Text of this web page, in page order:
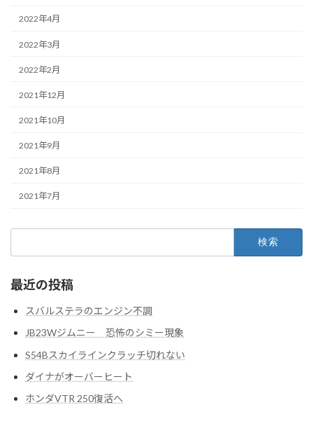
2022年4月
2022年3月
2022年2月
2021年12月
2021年10月
2021年9月
2021年8月
2021年7月
最近の投稿
スバルステラのエンジン不調
JB23Wジムニー 恐怖のシミー現象
S54Bスカイラインクラッチ切れない
ダイナがオーバーヒート
ホンダVTR 250復活へ